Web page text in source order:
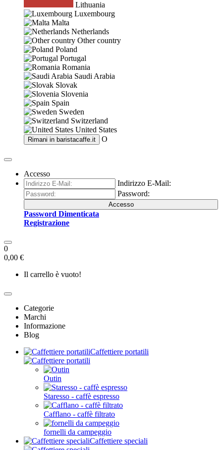
Lithuania
Luxembourg
Malta
Netherlands
Other country
Poland
Portugal
Romania
Saudi Arabia
Slovak
Slovenia
Spain
Sweden
Switzerland
United States
Rimani in baristacaffe.it O
Accesso
Indirizzo E-Mail:
Password:
Accesso
Password Dimenticata
Registrazione
0
0,00 €
Il carrello è vuoto!
Categorie
Marchi
Informazione
Blog
Caffettiere portatili
Outin
Staresso - caffè espresso
Cafflano - caffè filtrato
fornelli da campeggio
Caffettiere speciali